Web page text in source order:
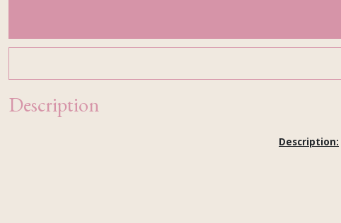
Description
Description: